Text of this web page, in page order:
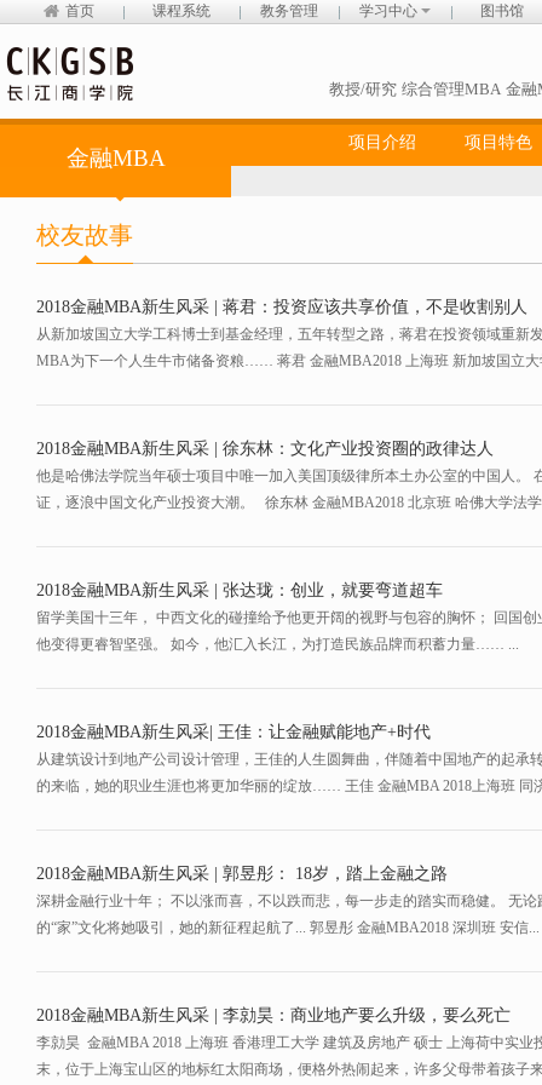
首页 课程系统 教务管理 学习中心 图书馆
教授/研究 综合管理MBA 金融
金融MBA
项目介绍 项目特色
校友故事
2018金融MBA新生风采 | 蒋君：投资应该共享价值，不是收割别人
从新加坡国立大学工科博士到基金经理，五年转型之路，蒋君在投资领域重新
MBA为下一个人生牛市储备资粮…… 蒋君 金融MBA2018 上海班 新加坡国立大
2018金融MBA新生风采 | 徐东林：文化产业投资圈的政律达人
他是哈佛法学院当年硕士项目中唯一加入美国顶级律所本土办公室的中国人。
证，逐浪中国文化产业投资大潮。 徐东林 金融MBA2018 北京班 哈佛大学法
2018金融MBA新生风采 | 张达珑：创业，就要弯道超车
留学美国十三年， 中西文化的碰撞给予他更开阔的视野与包容的胸怀； 回国
他变得更睿智坚强。 如今，他汇入长江，为打造民族品牌而积蓄力量…… ...
2018金融MBA新生风采| 王佳：让金融赋能地产+时代
从建筑设计到地产公司设计管理，王佳的人生圆舞曲，伴随着中国地产的起承
的来临，她的职业生涯也将更加华丽的绽放…… 王佳 金融MBA 2018上海班 同
2018金融MBA新生风采 | 郭昱彤： 18岁，踏上金融之路
深耕金融行业十年； 不以涨而喜，不以跌而悲，每一步走的踏实而稳健。 无
的“家”文化将她吸引，她的新征程起航了... 郭昱彤 金融MBA2018 深圳班 安信...
2018金融MBA新生风采 | 李勍昊：商业地产要么升级，要么死亡
李勍昊 金融MBA 2018 上海班 香港理工大学 建筑及房地产 硕士 上海荷中实
末，位于上海宝山区的地标红太阳商场，便格外热闹起来，许多父母带着孩子